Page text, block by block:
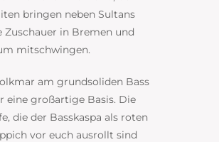
bringen neben Sultans
Zuschauer in Bremen und
mitschwingen.
am grundsoliden Bass
eine großartige Basis. Die
die der Basskaspa als roten
vor euch ausrollt sind